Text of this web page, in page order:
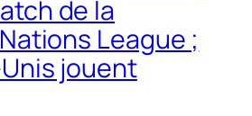
de la
League ;
jouent